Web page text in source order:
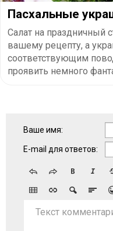
Пасхальные
Салат на праздничный
вашему рецепту, а
соответствующим
проявить немного
Ваше имя:
E-mail для ответов:
Текст